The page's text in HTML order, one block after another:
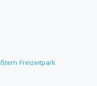
Freizeitpark